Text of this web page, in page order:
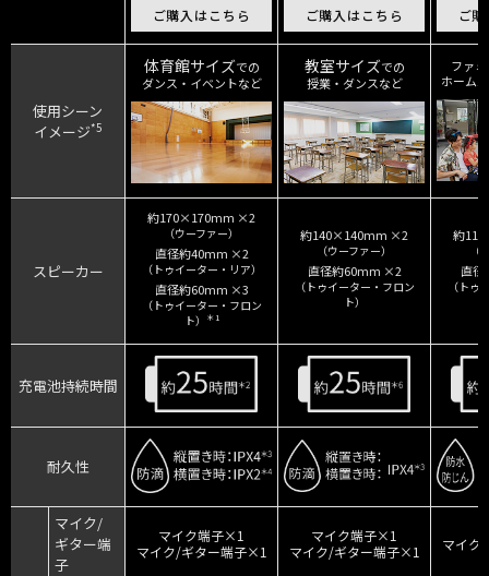
ご購入はこちら ご購入はこちら ご
使用シーン
イメージ*5
体育館サイズでの
ダンス・イベントなど
教室サイズでの
授業・ダンスなど
ファ
ホーム
スピーカー
約170×170mm ×2
（ウーファー）
直径約40mm ×2
（トゥイーター・リア）
直径約60mm ×3
（トゥイーター・フロン
ト）
＊1
約140×140mm ×2
（ウーファー）
直径約60mm ×2
（トゥイーター・フロン
ト）
約
直
（トゥ
充電池持続時間
耐久性
マイク/
ギター端
子
マイク端子×1
マイク/ギター端子×1
マイク端子×1
マイク/ギター端子×1
マイク